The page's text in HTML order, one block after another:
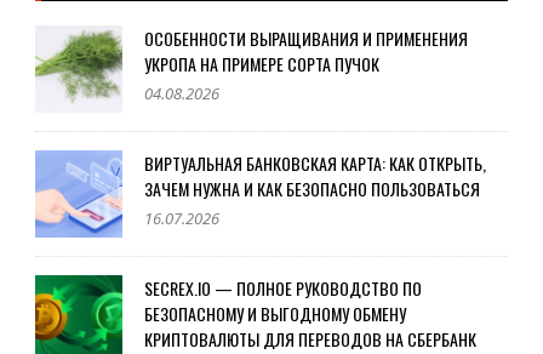
ОСОБЕННОСТИ ВЫРАЩИВАНИЯ И ПРИМЕНЕНИЯ
УКРОПА НА ПРИМЕРЕ СОРТА ПУЧОК
04.08.2026
ВИРТУАЛЬНАЯ БАНКОВСКАЯ КАРТА: КАК ОТКРЫТЬ,
ЗАЧЕМ НУЖНА И КАК БЕЗОПАСНО ПОЛЬЗОВАТЬСЯ
16.07.2026
SECREX.IO — ПОЛНОЕ РУКОВОДСТВО ПО
БЕЗОПАСНОМУ И ВЫГОДНОМУ ОБМЕНУ
КРИПТОВАЛЮТЫ ДЛЯ ПЕРЕВОДОВ НА СБЕРБАНК